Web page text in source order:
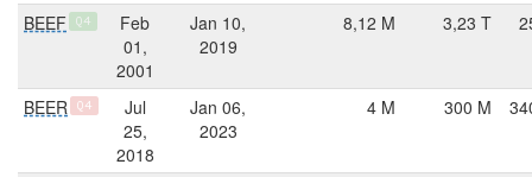
BEEF Q4
Feb
01,
2001
Jan 10,
2019
8,12 M 3,23 T
BEER Q4
Jul
25,
2018
Jan 06,
2023
4 M 300 M